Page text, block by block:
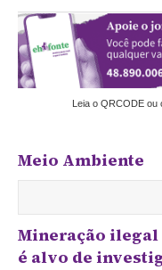
Leia o QRCODE
Meio Ambiente
Mineração ilegal
é alvo de